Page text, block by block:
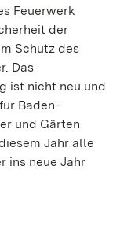
Feuerwerk
der
Schutz des
Das
ist nicht neu und
Baden-
und Gärten
Jahr alle
ins neue Jahr